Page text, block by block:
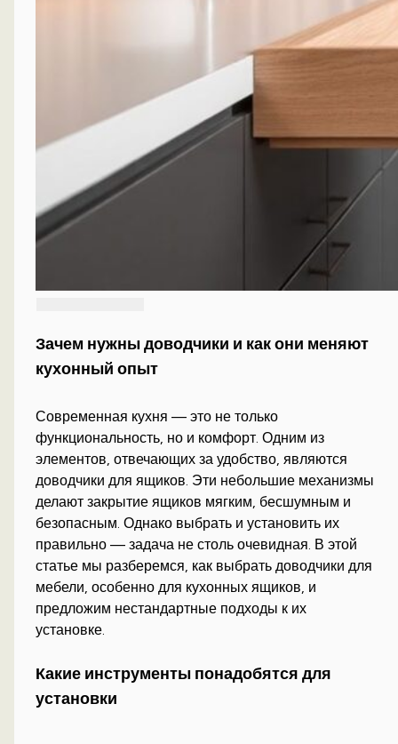
Зачем нужны доводчики и как они меняют
кухонный опыт
Современная кухня — это не только
функциональность, но и комфорт. Одним из
элементов, отвечающих за удобство, являются
доводчики для ящиков. Эти небольшие механизмы
делают закрытие ящиков мягким, бесшумным и
безопасным. Однако выбрать и установить их
правильно — задача не столь очевидная. В этой
статье мы разберемся, как выбрать доводчики для
мебели, особенно для кухонных ящиков, и
предложим нестандартные подходы к их
установке.
Какие инструменты понадобятся для
установки